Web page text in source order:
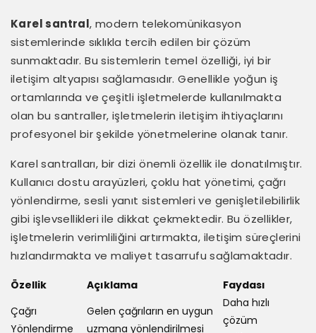
Karel santral, modern telekomünikasyon
sistemlerinde sıklıkla tercih edilen bir çözüm
sunmaktadır. Bu sistemlerin temel özelliği, iyi bir
iletişim altyapısı sağlamasıdır. Genellikle yoğun iş
ortamlarında ve çeşitli işletmelerde kullanılmakta
olan bu santraller, işletmelerin iletişim ihtiyaçlarını
profesyonel bir şekilde yönetmelerine olanak tanır.
Karel santralları, bir dizi önemli özellik ile donatılmıştır.
Kullanıcı dostu arayüzleri, çoklu hat yönetimi, çağrı
yönlendirme, sesli yanıt sistemleri ve genişletilebilirlik
gibi işlevsellikleri ile dikkat çekmektedir. Bu özellikler,
işletmelerin verimliliğini artırmakta, iletişim süreçlerini
hızlandırmakta ve maliyet tasarrufu sağlamaktadır.
Özellik Açıklama
Faydası
Çağrı
Yönlendirme
Gelen çağrıların en uygun
uzmana yönlendirilmesi
Daha hızlı
çözüm